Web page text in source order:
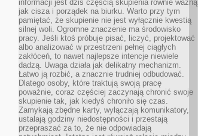
informacji jest dziś częścią skupienia równie ważną
jak cisza i porządek na biurku. Warto przy tym
pamiętać, że skupienie nie jest wyłącznie kwestią
silnej woli. Ogromne znaczenie ma środowisko
pracy. Jeśli ktoś próbuje pisać, liczyć, projektować
albo analizować w przestrzeni pełnej ciągłych
zakłóceń, to nawet najlepsze intencje niewiele
dadzą. Uwaga działa jak delikatny mechanizm.
Łatwo ją rozbić, a znacznie trudniej odbudować.
Dlatego osoby, które traktują swoją pracę
poważnie, coraz częściej zaczynają chronić swoje
skupienie tak, jak kiedyś chroniło się czas.
Zamykają zbędne karty, wyłączają komunikatory,
ustalają godziny niedostępności i przestają
przepraszać za to, że nie odpowiadają